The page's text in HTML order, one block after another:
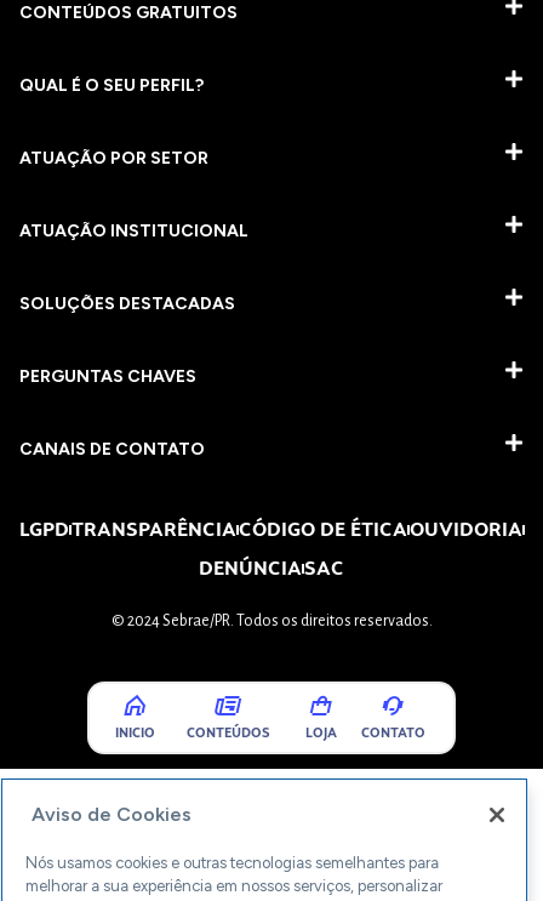
CONTEÚDOS GRATUITOS
QUAL É O SEU PERFIL?
ATUAÇÃO POR SETOR
ATUAÇÃO INSTITUCIONAL
SOLUÇÕES DESTACADAS
PERGUNTAS CHAVES​
CANAIS DE CONTATO
LGPDTRANSPARÊNCIACÓDIGO DE ÉTICAOUVIDORIA
DENÚNCIASAC
© 2024 Sebrae/PR. Todos os direitos reservados.
INICIO CONTEÚDOS LOJA CONTATO
Aviso de Cookies
Nós usamos cookies e outras tecnologias semelhantes para
melhorar a sua experiência em nossos serviços, personalizar